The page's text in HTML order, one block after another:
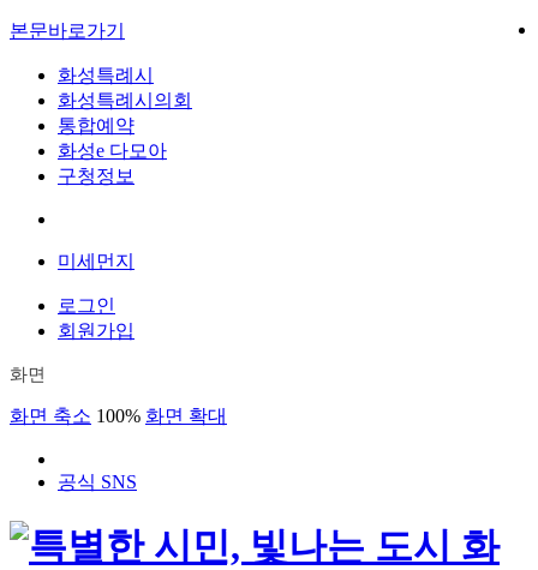
본문바로가기
화성특례시
화성특례시의회
통합예약
화성e 다모아
구청정보
미세먼지
로그인
회원가입
화면
화면 축소 100% 화면 확대
공식 SNS